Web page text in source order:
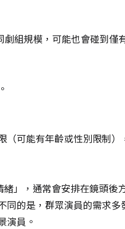
組規模，可能也會碰到僅
可能有年齡或性別限制
」，通常會安排在鏡頭後
的是，群眾演員的需求
演員。